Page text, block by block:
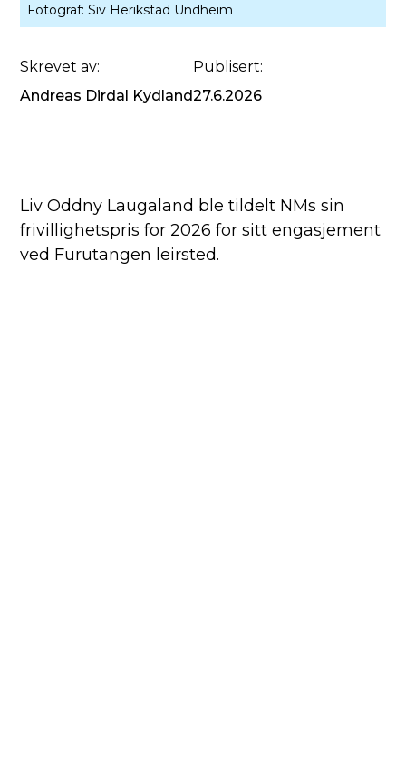
Fotograf: Siv Herikstad Undheim
Skrevet av:
Andreas Dirdal Kydland
Publisert:
27.6.2026
Liv Oddny Laugaland ble tildelt NMs sin
frivillighetspris for 2026 for sitt engasjement
ved Furutangen leirsted.